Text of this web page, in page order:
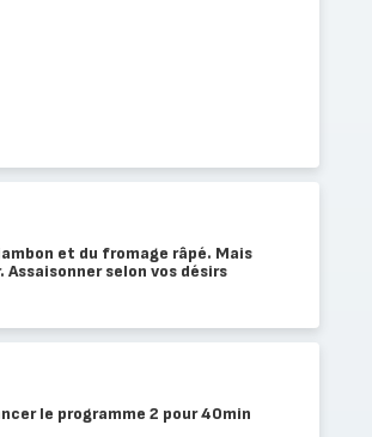
et du fromage râpé. Mais
selon vos désirs
le programme 2 pour 40min